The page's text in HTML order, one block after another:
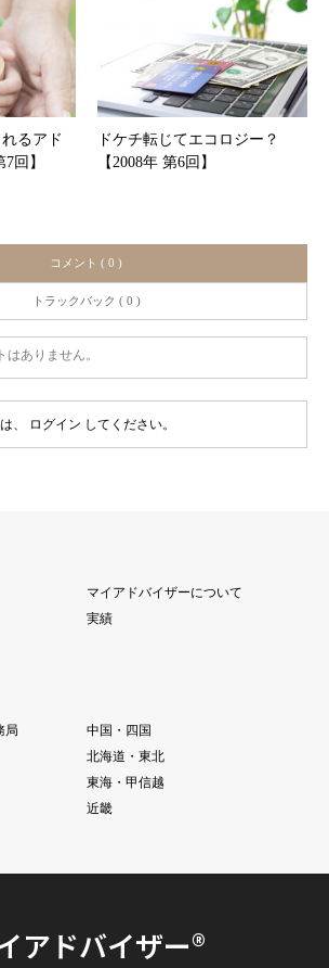
るアド
回】
ドケチ転じてエコロジー？
【2008年 第6回】
コメント ( 0 )
トラックバック ( 0 )
はありません。
、 ログイン してください。
マイアドバイザーについて
実績
局
中国・四国
北海道・東北
東海・甲信越
近畿
アドバイザー®